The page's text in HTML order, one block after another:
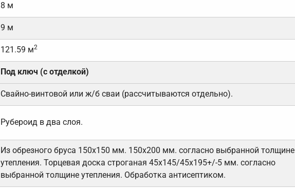
8 м
9 м
121.59 м2
Под ключ (с отделкой)
Свайно-винтовой или ж/б сваи (рассчитываются отдельно).
Рубероид в два слоя.
Из обрезного бруса 150х150 мм. 150х200 мм. согласно выбранной толщине
утепления. Торцевая доска строганая 45х145/45х195+/-5 мм. согласно
выбранной толщине утепления. Обработка антисептиком.